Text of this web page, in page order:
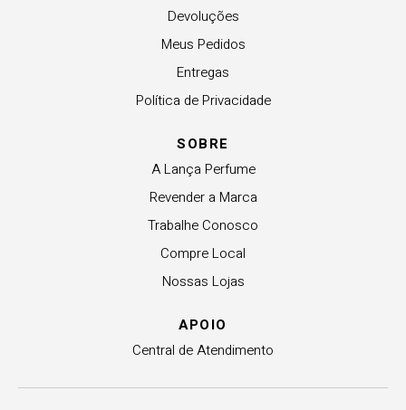
Devoluções
Meus Pedidos
Entregas
Política de Privacidade
SOBRE
A Lança Perfume
Revender a Marca
Trabalhe Conosco
Compre Local
Nossas Lojas
APOIO
Central de Atendimento